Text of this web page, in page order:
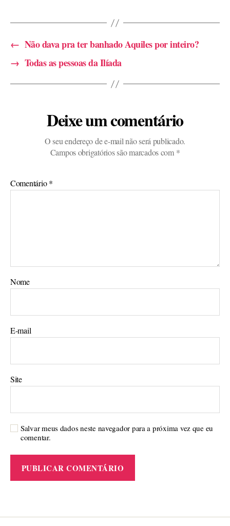
← Não dava pra ter banhado Aquiles por inteiro?
→ Todas as pessoas da Ilíada
Deixe um comentário
O seu endereço de e-mail não será publicado.
Campos obrigatórios são marcados com *
Comentário*
Nome
E-mail
Site
Salvar meus dados neste navegador para a próxima vez que eu
comentar.